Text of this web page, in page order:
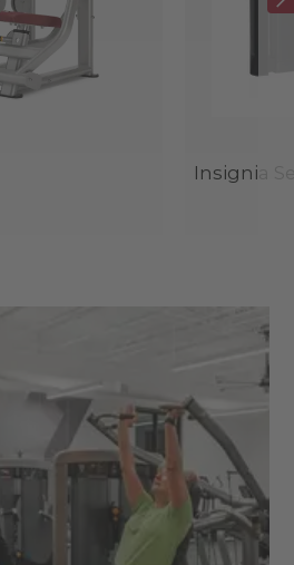
Insignia